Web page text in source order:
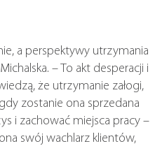
a perspektywy utrzymania
– To akt desperacji i
że utrzymanie załogi,
zostanie ona sprzedana
i zachować miejsca pracy –
swój wachlarz klientów,